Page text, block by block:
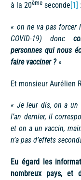
à la 20ème seconde[1] :
« on ne va pas forcer
COVID-19) donc
personnes qui nous
faire vacciner ?»
Et monsieur Aurélien
« Je leur dis, on a un
l’an dernier, il
et on a un vaccin,
n’a pas d’effets
Eu égard les
nombreux pays, et